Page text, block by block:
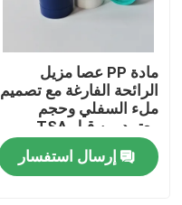
مادة PP عصا مزيل
الرائحة الفارغة مع تصميم
ملء السفلي وحجم
معتمد من قبل TSA
إرسال استفسار